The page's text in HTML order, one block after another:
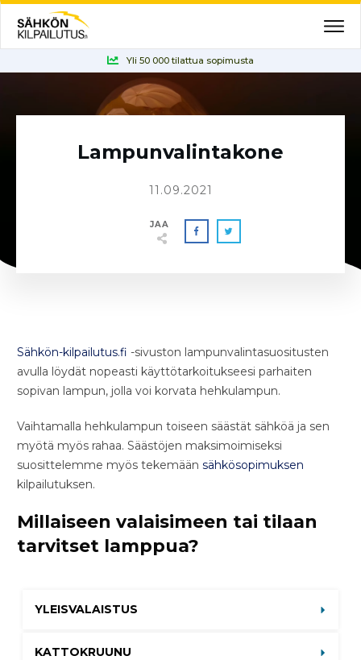
Yli 50 000 tilattua sopimusta
Lampunvalintakone
11.09.2021
JAA
Sähkön-kilpailutus.fi -sivuston lampunvalintasuositusten
avulla löydät nopeasti käyttötarkoitukseesi parhaiten
sopivan lampun, jolla voi korvata hehkulampun.
Vaihtamalla hehkulampun toiseen säästät sähköä ja sen
myötä myös rahaa. Säästöjen maksimoimiseksi
suosittelemme myös tekemään sähkösopimuksen
kilpailutuksen.
Millaiseen valaisimeen tai tilaan
tarvitset lamppua?
YLEISVALAISTUS
KATTOKRUUNU